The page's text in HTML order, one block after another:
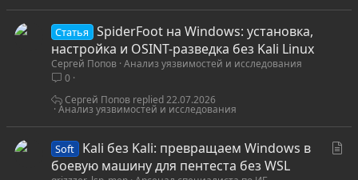
ь
Статья
SpiderFoot на Windows: установка,
настройка и OSINT-разведка без Kali Linux
Сергей Попов Анализ уязвимостей и исследования
0
Анализ уязвимостей и исследования
22.07.2026
Сергей Попов
Soft
Kali без Kali: превращаем Windows в
боевую машину для пентеста без WSL